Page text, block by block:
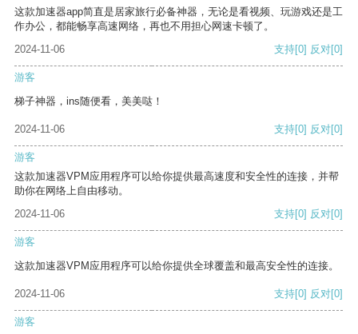
这款加速器app简直是居家旅行必备神器，无论是看视频、玩游戏还是工
作办公，都能畅享高速网络，再也不用担心网速卡顿了。
2024-11-06
支持[0] 反对[0]
游客
梯子神器，ins随便看，美美哒！
2024-11-06 支持[0] 反对[0]
游客
这款加速器VPM应用程序可以给你提供最高速度和安全性的连接，并帮
助你在网络上自由移动。
2024-11-06
支持[0] 反对[0]
游客
这款加速器VPM应用程序可以给你提供全球覆盖和最高安全性的连接。
2024-11-06 支持[0] 反对[0]
游客